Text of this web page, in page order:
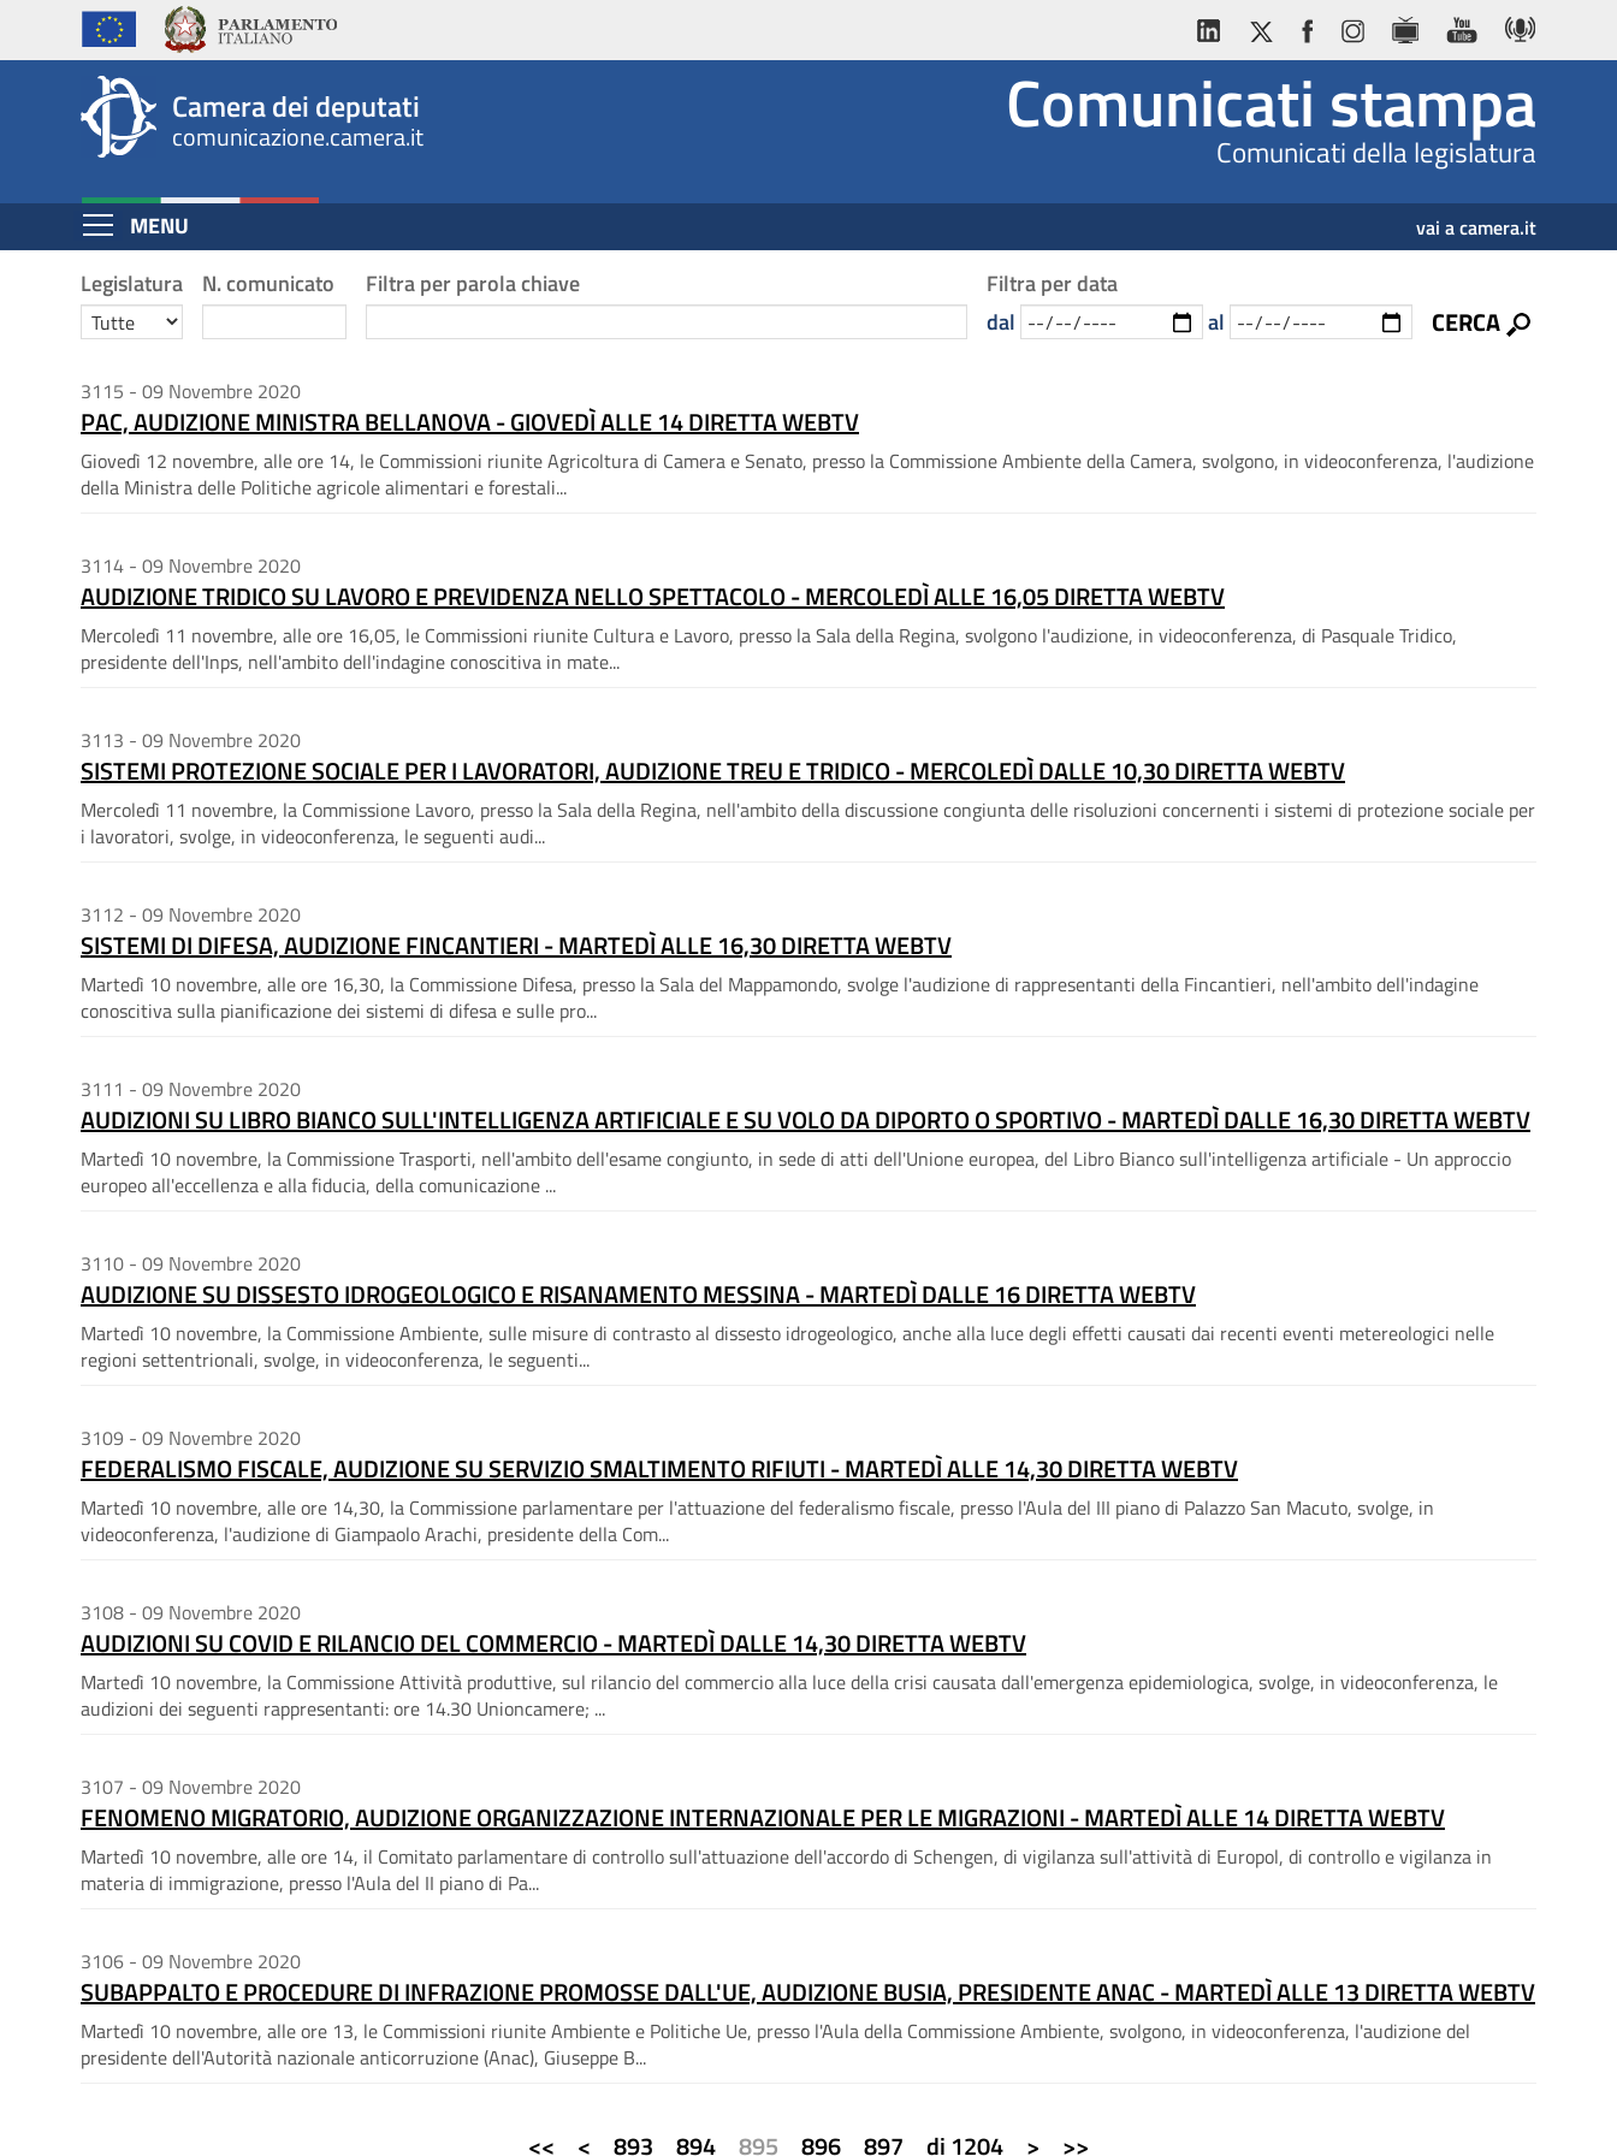
principale
Comunicati
Stampa
Camera dei deputati
comunicazione.camera.it Comunicati stampa
Comunicati della legislatura
MENU
Espandi vai a camera.it
Contenuto
Ricerca
Comunicati
Legislatura
Legislatura
N. comunicato
comunicato
Filtra per parola chiave
Filtra per data
dal
al CERCA
3115 - 09 Novembre 2020
PAC, AUDIZIONE MINISTRA BELLANOVA - GIOVEDÌ ALLE 14 DIRETTA WEBTV
Giovedì 12 novembre, alle ore 14, le Commissioni riunite Agricoltura di Camera e Senato, presso la Commissione Ambiente della Camera, svolgono, in videoconferenza, l'audizione
della Ministra delle Politiche agricole alimentari e forestali...
3114 - 09 Novembre 2020
AUDIZIONE TRIDICO SU LAVORO E PREVIDENZA NELLO SPETTACOLO - MERCOLEDÌ ALLE 16,05 DIRETTA WEBTV
Mercoledì 11 novembre, alle ore 16,05, le Commissioni riunite Cultura e Lavoro, presso la Sala della Regina, svolgono l'audizione, in videoconferenza, di Pasquale Tridico,
presidente dell'Inps, nell'ambito dell'indagine conoscitiva in mate...
3113 - 09 Novembre 2020
SISTEMI PROTEZIONE SOCIALE PER I LAVORATORI, AUDIZIONE TREU E TRIDICO - MERCOLEDÌ DALLE 10,30 DIRETTA WEBTV
Mercoledì 11 novembre, la Commissione Lavoro, presso la Sala della Regina, nell'ambito della discussione congiunta delle risoluzioni concernenti i sistemi di protezione sociale per
i lavoratori, svolge, in videoconferenza, le seguenti audi...
3112 - 09 Novembre 2020
SISTEMI DI DIFESA, AUDIZIONE FINCANTIERI - MARTEDÌ ALLE 16,30 DIRETTA WEBTV
Martedì 10 novembre, alle ore 16,30, la Commissione Difesa, presso la Sala del Mappamondo, svolge l'audizione di rappresentanti della Fincantieri, nell'ambito dell'indagine
conoscitiva sulla pianificazione dei sistemi di difesa e sulle pro...
3111 - 09 Novembre 2020
AUDIZIONI SU LIBRO BIANCO SULL'INTELLIGENZA ARTIFICIALE E SU VOLO DA DIPORTO O SPORTIVO - MARTEDÌ DALLE 16,30 DIRETTA WEBTV
Martedì 10 novembre, la Commissione Trasporti, nell'ambito dell'esame congiunto, in sede di atti dell'Unione europea, del Libro Bianco sull'intelligenza artificiale - Un approccio
europeo all'eccellenza e alla fiducia, della comunicazione ...
3110 - 09 Novembre 2020
AUDIZIONE SU DISSESTO IDROGEOLOGICO E RISANAMENTO MESSINA - MARTEDÌ DALLE 16 DIRETTA WEBTV
Martedì 10 novembre, la Commissione Ambiente, sulle misure di contrasto al dissesto idrogeologico, anche alla luce degli effetti causati dai recenti eventi metereologici nelle
regioni settentrionali, svolge, in videoconferenza, le seguenti...
3109 - 09 Novembre 2020
FEDERALISMO FISCALE, AUDIZIONE SU SERVIZIO SMALTIMENTO RIFIUTI - MARTEDÌ ALLE 14,30 DIRETTA WEBTV
Martedì 10 novembre, alle ore 14,30, la Commissione parlamentare per l'attuazione del federalismo fiscale, presso l'Aula del III piano di Palazzo San Macuto, svolge, in
videoconferenza, l'audizione di Giampaolo Arachi, presidente della Com...
3108 - 09 Novembre 2020
AUDIZIONI SU COVID E RILANCIO DEL COMMERCIO - MARTEDÌ DALLE 14,30 DIRETTA WEBTV
Martedì 10 novembre, la Commissione Attività produttive, sul rilancio del commercio alla luce della crisi causata dall'emergenza epidemiologica, svolge, in videoconferenza, le
audizioni dei seguenti rappresentanti: ore 14.30 Unioncamere; ...
3107 - 09 Novembre 2020
FENOMENO MIGRATORIO, AUDIZIONE ORGANIZZAZIONE INTERNAZIONALE PER LE MIGRAZIONI - MARTEDÌ ALLE 14 DIRETTA WEBTV
Martedì 10 novembre, alle ore 14, il Comitato parlamentare di controllo sull'attuazione dell'accordo di Schengen, di vigilanza sull'attività di Europol, di controllo e vigilanza in
materia di immigrazione, presso l'Aula del II piano di Pa...
3106 - 09 Novembre 2020
SUBAPPALTO E PROCEDURE DI INFRAZIONE PROMOSSE DALL'UE, AUDIZIONE BUSIA, PRESIDENTE ANAC - MARTEDÌ ALLE 13 DIRETTA WEBTV
Martedì 10 novembre, alle ore 13, le Commissioni riunite Ambiente e Politiche Ue, presso l'Aula della Commissione Ambiente, svolgono, in videoconferenza, l'audizione del
presidente dell'Autorità nazionale anticorruzione (Anac), Giuseppe B...
<< < 893 894 895 pagina
896 897 di 1204 > >>